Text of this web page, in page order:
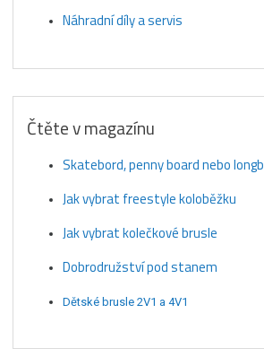
Náhradní díly a servis
Čtěte v magazínu
Skatebord, penny board nebo
Jak vybrat freestyle koloběžku
Jak vybrat kolečkové brusle
Dobrodružství pod stanem
Dětské brusle 2V1 a 4V1